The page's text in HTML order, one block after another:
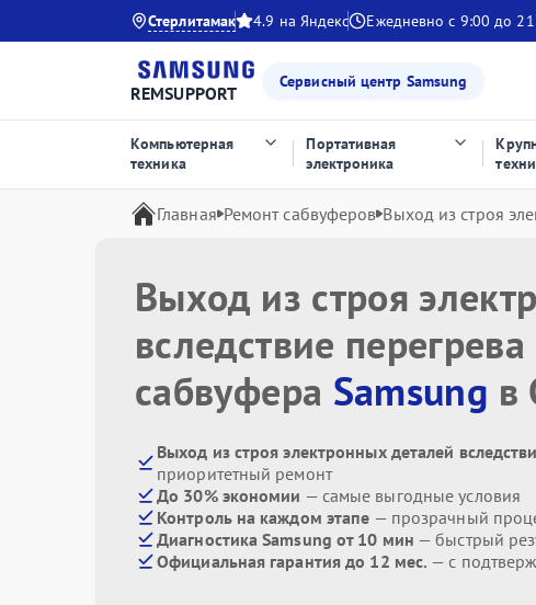
Стерлитамак 4.9 на Яндекс Ежедневно с 9:00 до
REMSUPPORT
Сервисный центр Samsung
Компьютерная
техника
Портативная
электроника
Главная Ремонт сабвуферов Выход из строя
Выход из строя
вследствие перегрева
сабвуфера Samsung в
Выход из строя электронных деталей
приоритетный ремонт
До 30% экономии — самые выгодные условия
Контроль на каждом этапе — прозрачный
Диагностика Samsung от 10 мин — быстрый
Официальная гарантия до 12 мес. — с